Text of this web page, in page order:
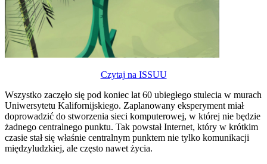
Czytaj na ISSUU
Wszystko zaczęło się pod koniec lat 60 ubiegłego stulecia w murach
Uniwersytetu Kalifornijskiego. Zaplanowany eksperyment miał
doprowadzić do stworzenia sieci komputerowej, w której nie będzie
żadnego centralnego punktu. Tak powstał Internet, który w krótkim
czasie stał się właśnie centralnym punktem nie tylko komunikacji
międzyludzkiej, ale często nawet życia.